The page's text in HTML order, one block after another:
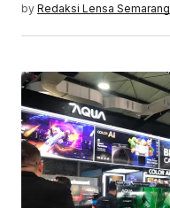
by Redaksi Lensa Semarang